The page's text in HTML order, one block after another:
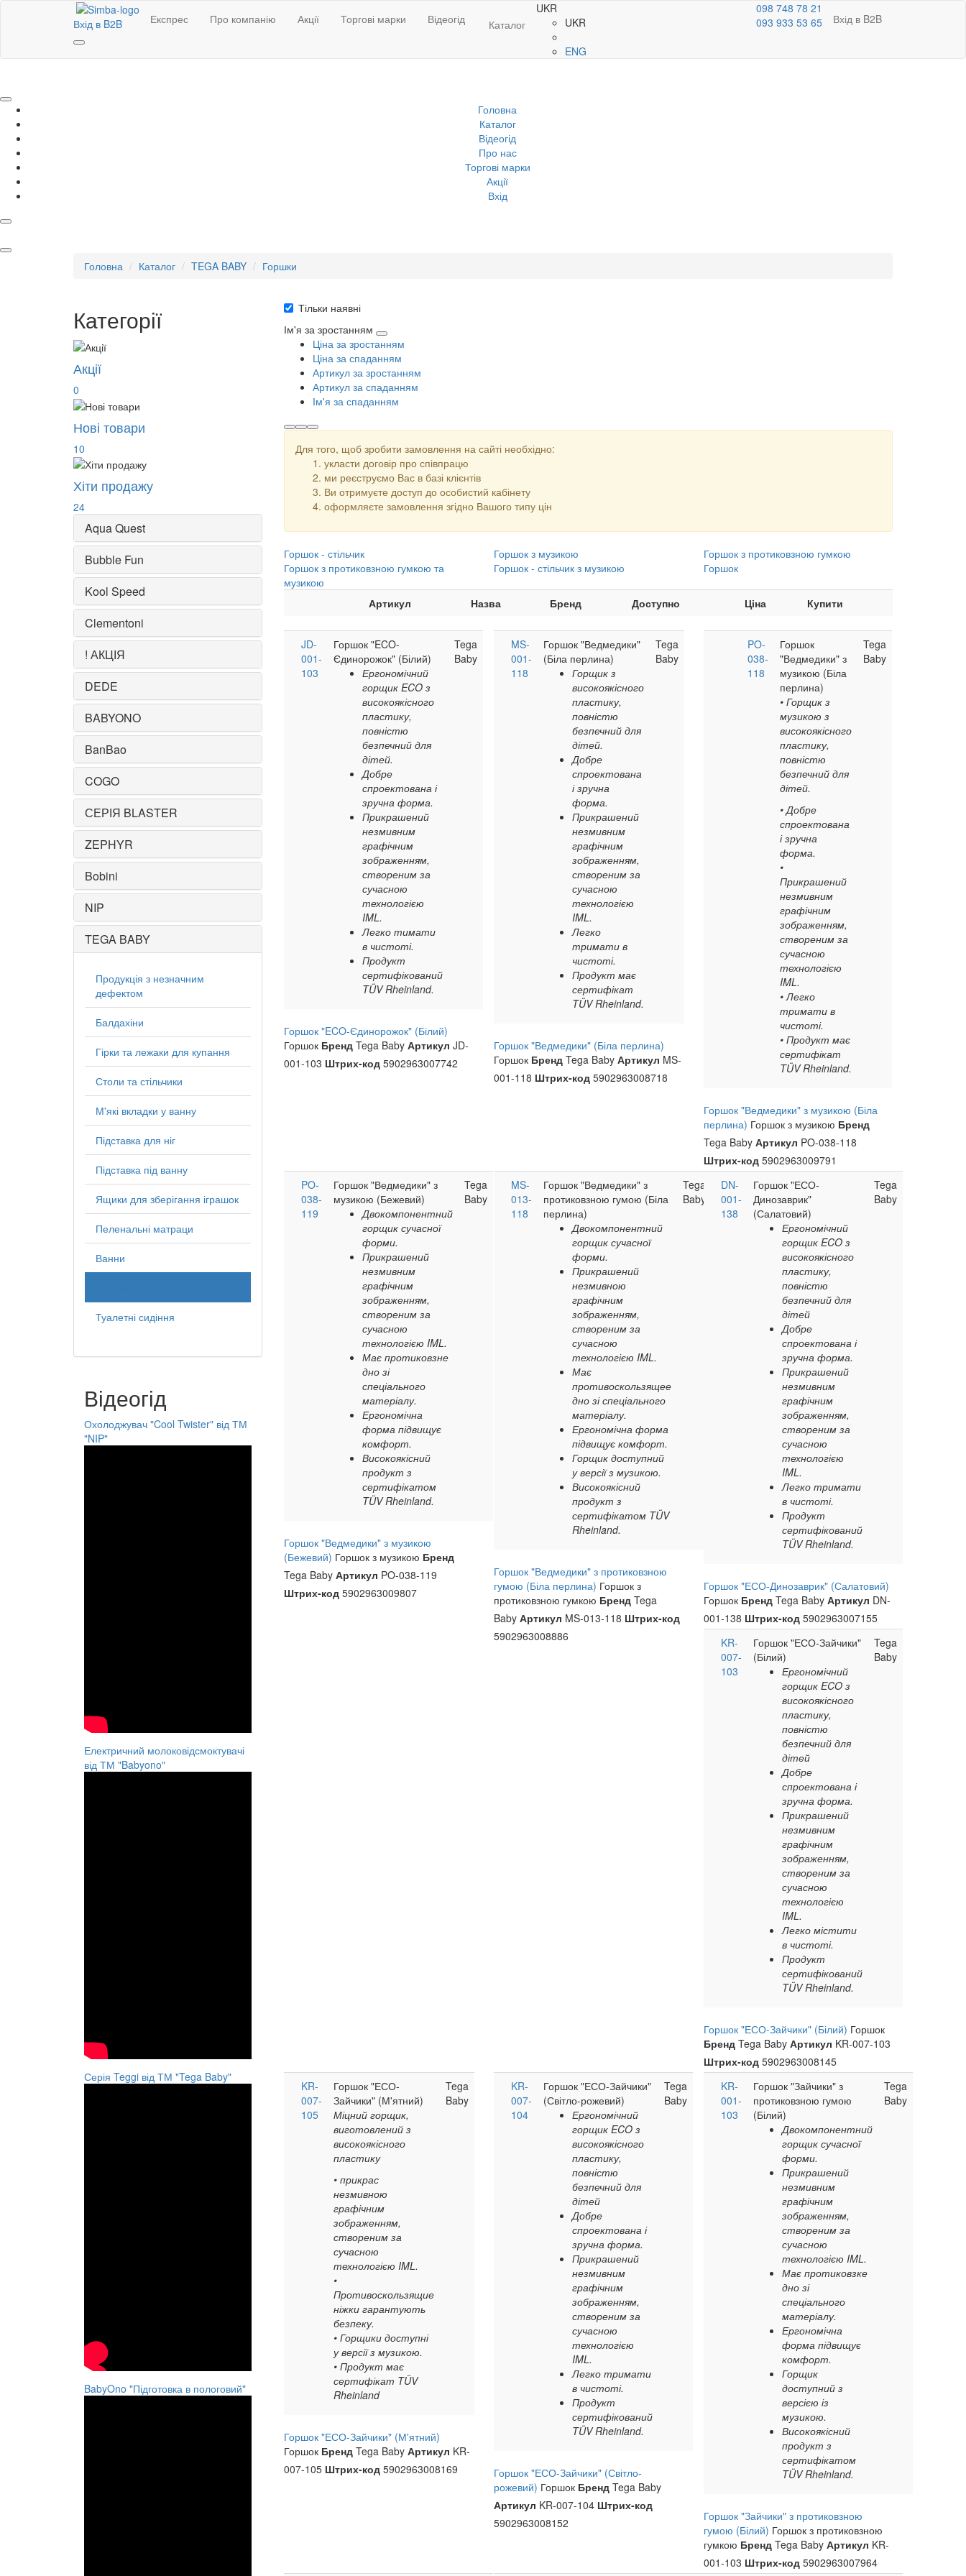
Вхід в B2B Експрес Про компанію Акції Торгові марки Відеогід Каталог
UKR
UKR
ENG
Вхід в B2B
098 748 78 21
093 933 53 65
Головна
Каталог
Відеогід
Про нас
Торгові марки
Акції
Вхід
Головна Каталог TEGA BABY Горшки
Категорії
Акції
0
Нові товари
10
Хіти продажу
24
Aqua Quest
Bubble Fun
Kool Speed
Clementoni
! АКЦІЯ
DEDE
BABYONO
BanBao
COGO
СЕРІЯ BLASTER
ZEPHYR
Bobini
NIP
TEGA BABY
Продукція з незначним
дефектом
Балдахіни
Гірки та лежаки для купання
Столи та стільчики
М'які вкладки у ванну
Підставка для ніг
Підставка під ванну
Ящики для зберігання іграшок
Пеленальні матраци
Ванни
Туалетні сидіння
Відеогід
Охолоджувач "Cool Twister" від ТМ
"NIP"
Електричний молоковідсмоктувачі
від ТМ "Babyono"
Серія Teggi від ТМ "Tega Baby"
BabyOno "Підготовка в пологовий"
Тільки наявні
Ім'я за зростанням
Ціна за зростанням
Ціна за спаданням
Артикул за зростанням
Артикул за спаданням
Ім'я за спаданням
Для того, щоб зробити замовлення на сайті необхідно:
укласти договір про співпрацю
ми реєструємо Вас в базі клієнтів
Ви отримуєте доступ до особистий кабінету
оформляєте замовлення згідно Вашого типу цін
Горшок - стільчик Горшок з музикою
Горшок з протиковзною гумкою
Горшок з протиковзною гумкою та
музикою
Горшок - стільчик з музикою Горшок
Артикул Назва Бренд Доступно Ціна Купити
JD-
001-
103
Горшок "ECO-
Єдинорожок" (Білий)
Ергономічний
горщик ECO з
високоякісного
пластику,
повністю
безпечний для
дітей.
Добре
спроектована і
зручна форма.
Прикрашений
незмивним
графічним
зображенням,
створеним за
сучасною
технологією
IML.
Легко тимати
в чистоті.
Продукт
сертифікований
TÜV Rheinland.
Tega
Baby
Горшок "ECO-Єдинорожок" (Білий)
Горшок БрендTega Baby Артикул JD-
001-103 Штрих-код5902963007742
MS-
001-
118
Горшок "Ведмедики"
(Біла перлина)
Горщик з
високоякісного
пластику,
повністю
безпечний для
дітей.
Добре
спроектована
і зручна
форма.
Прикрашений
незмивним
графічним
зображенням,
створеним за
сучасною
технологією
IML.
Легко
тримати в
чистоті.
Продукт має
сертифікат
TÜV Rheinland.
Tega
Baby
Горшок "Ведмедики" (Біла перлина)
Горшок БрендTega Baby Артикул MS-
001-118 Штрих-код5902963008718
PO-
038-
118
Горшок
"Ведмедики" з
музикою (Біла
перлина)
• Горщик з
музикою з
високоякісного
пластику,
повністю
безпечний для
дітей.
• Добре
спроектована
і зручна
форма.
•
Прикрашений
незмивним
графічним
зображенням,
створеним за
сучасною
технологією
IML.
• Легко
тримати в
чистоті.
• Продукт має
сертифікат
TÜV Rheinland.
Tega
Baby
Горшок "Ведмедики" з музикою (Біла
перлина) Горшок з музикою Бренд
Tega BabyАртикул PO-038-118
Штрих-код 5902963009791
PO-
038-
119
Горшок "Ведмедики" з
музикою (Бежевий)
Двокомпонентний
горщик сучасної
форми.
Прикрашений
незмивним
графічним
зображенням,
створеним за
сучасною
технологією IML.
Має протиковзне
дно зі
спеціального
матеріалу.
Ергономічна
форма підвищує
комфорт.
Високоякісний
продукт з
сертифікатом
TÜV Rheinland.
Tega
Baby
Горшок "Ведмедики" з музикою
(Бежевий) Горшок з музикою Бренд
Tega Baby Артикул PO-038-119
Штрих-код5902963009807
MS-
013-
118
Горшок "Ведмедики" з
протиковзною гумою (Біла
перлина)
Двокомпонентний
горщик сучасної
форми.
Прикрашений
незмивною
графічним
зображенням,
створеним за
сучасною
технологією IML.
Має
противоскользящее
дно зі спеціального
матеріалу.
Ергономічна форма
підвищує комфорт.
Горщик доступний
у версії з музикою.
Високоякісний
продукт з
сертифікатом TÜV
Rheinland.
Tega
Baby
Горшок "Ведмедики" з протиковзною
гумою (Біла перлина) Горшок з
протиковзною гумкою БрендTega
Baby Артикул MS-013-118 Штрих-код
5902963008886
DN-
001-
138
Горшок "ЕСО-
Динозаврик"
(Салатовий)
Ергономічний
горщик ECO з
високоякісного
пластику,
повністю
безпечний для
дітей
Добре
спроектована і
зручна форма.
Прикрашений
незмивним
графічним
зображенням,
створеним за
сучасною
технологією
IML.
Легко тримати
в чистоті.
Продукт
сертифікований
TÜV Rheinland.
Tega
Baby
Горшок "ЕСО-Динозаврик" (Салатовий)
Горшок Бренд Tega BabyАртикул DN-
001-138 Штрих-код 5902963007155
KR-
007-
103
Горшок "ЕСО-Зайчики"
(Білий)
Ергономічний
горщик ECO з
високоякісного
пластику,
повністю
безпечний для
дітей
Добре
спроектована і
зручна форма.
Прикрашений
незмивним
графічним
зображенням,
створеним за
сучасною
технологією
IML.
Легко містити
в чистоті.
Продукт
сертифікований
TÜV Rheinland.
Tega
Baby
Горшок "ЕСО-Зайчики" (Білий) Горшок
Бренд Tega BabyАртикул KR-007-103
Штрих-код 5902963008145
KR-
007-
105
Горшок "ЕСО-
Зайчики" (М'ятний)
Міцний горщик,
виготовлений з
високоякісного
пластику
• прикрас
незмивною
графічним
зображенням,
створеним за
сучасною
технологією IML.
•
Противоскользящие
ніжки гарантують
безпеку.
• Горщики доступні
у версії з музикою.
• Продукт має
сертифікат TÜV
Rheinland
Tega
Baby
Горшок "ЕСО-Зайчики" (М'ятний)
Горшок БрендTega Baby Артикул KR-
007-105 Штрих-код5902963008169
KR-
007-
104
Горшок "ЕСО-Зайчики"
(Світло-рожевий)
Ергономічний
горщик ECO з
високоякісного
пластику,
повністю
безпечний для
дітей
Добре
спроектована і
зручна форма.
Прикрашений
незмивним
графічним
зображенням,
створеним за
сучасною
технологією
IML.
Легко тримати
в чистоті.
Продукт
сертифікований
TÜV Rheinland.
Tega
Baby
Горшок "ЕСО-Зайчики" (Світло-
рожевий) Горшок БрендTega Baby
Артикул KR-007-104 Штрих-код
5902963008152
KR-
001-
103
Горшок "Зайчики" з
протиковзною гумою
(Білий)
Двокомпонентний
горщик сучасної
форми.
Прикрашений
незмивним
графічним
зображенням,
створеним за
сучасною
технологією IML.
Має протиковзке
дно зі
спеціального
матеріалу.
Ергономічна
форма підвищує
комфорт.
Горщик
доступний з
версією із
музикою.
Високоякісний
продукт з
сертифікатом
TÜV Rheinland.
Tega
Baby
Горшок "Зайчики" з протиковзною
гумою (Білий) Горшок з протиковзною
гумкою Бренд Tega BabyАртикул KR-
001-103 Штрих-код 5902963007964